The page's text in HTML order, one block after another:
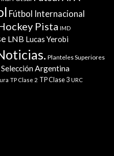
Fútbol Internacional
Pista IMD
LNB Lucas Yerobi
Planteles Superiores
Selección Argentina
TP Clase 2 TP Clase 3 URC